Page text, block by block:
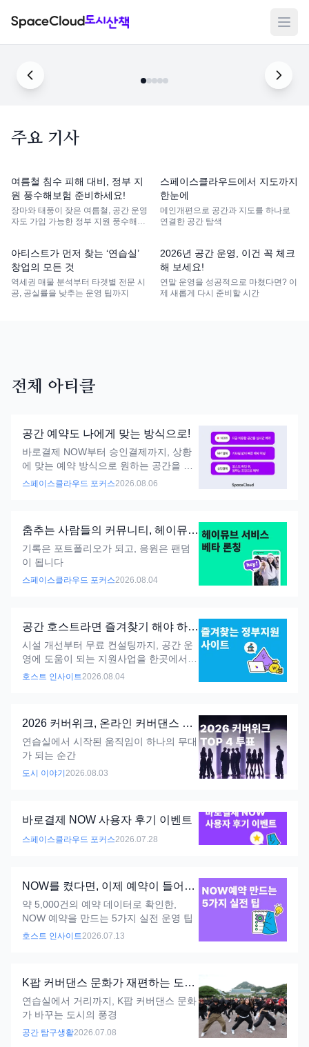
메뉴
K팝 커버댄스 문화가 재편하는 도시 공간
주요 기사
여름철 침수 피해 대비, 정부 지
원 풍수해보험 준비하세요!
장마와 태풍이 잦은 여름철, 공간 운영
자도 가입 가능한 정부 지원 풍수해보
스페이스클라우드에서 지도까지
한눈에
메인개편으로 공간과 지도를 하나로
연결한 공간 탐색
아티스트가 먼저 찾는 ‘연습실’
창업의 모든 것
역세권 매물 분석부터 타겟별 전문 시
공, 공실률을 낮추는 운영 팁까지
2026년 공간 운영, 이건 꼭 체크
해 보세요!
연말 운영을 성공적으로 마쳤다면? 이
제 새롭게 다시 준비할 시간
전체 아티클
공간 예약도 나에게 맞는 방식으로!
바로결제 NOW부터 승인결제까지, 상황
에 맞는 예약 방식으로 원하는 공간을 찾
아보세요.
스페이스클라우드 포커스2026.08.06
춤추는 사람들의 커뮤니티, 헤이뮤브
에서 만나요!
기록은 포트폴리오가 되고, 응원은 팬덤
이 됩니다
스페이스클라우드 포커스2026.08.04
공간 호스트라면 즐겨찾기 해야 하는
정부지원 사이트 5곳
시설 개선부터 무료 컨설팅까지, 공간 운
영에 도움이 되는 지원사업을 한곳에서
찾아보세요.
호스트 인사이트2026.08.04
2026 커버위크, 온라인 커버댄스 축
제
연습실에서 시작된 움직임이 하나의 무대
가 되는 순간
도시 이야기 2026.08.03
바로결제 NOW 사용자 후기 이벤트
스페이스클라우드 포커스2026.07.28
NOW를 켰다면, 이제 예약이 들어오
게 만들어보세요
약 5,000건의 예약 데이터로 확인한,
NOW 예약을 만드는 5가지 실전 운영 팁
호스트 인사이트2026.07.13
K팝 커버댄스 문화가 재편하는 도시
공간
연습실에서 거리까지, K팝 커버댄스 문화
가 바꾸는 도시의 풍경
공간 탐구생활2026.07.08